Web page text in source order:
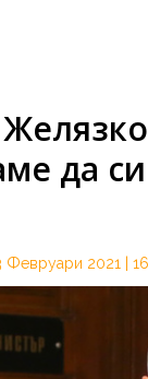
да
Февруари 2021 |